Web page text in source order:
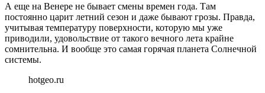
А еще на Венере не бывает смены времен года. Там
постоянно царит летний сезон и даже бывают грозы. Правда,
учитывая температуру поверхности, которую мы уже
приводили, удовольствие от такого вечного лета крайне
сомнительна. И вообще это самая горячая планета Солнечной
системы.
hotgeo.ru